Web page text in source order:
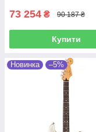
73 254 ₴ 90 187 ₴
Купити
Новинка –5%